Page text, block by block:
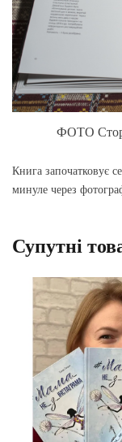
ФОТО
Книга започатковує
минуле через
Супутні